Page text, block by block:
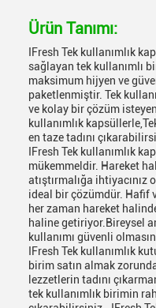
Ürün Tanımı:
IFresh Tek kullanımlık
sağlayan tek kullanımlı
maksimum hijyen ve
paketlenmiştir. Tek
ve kolay bir çözüm
kullanımlık
en taze tadını
IFresh Tek kullanımlık
mükemmeldir. Hareket
atıştırmalığa ihtiyacınız
ideal bir çözümdür. Hafif
her zaman hareket
haline getiriyor.Bireysel
kullanımı güvenli
IFresh Tek kullanımlık
birim satın almak
lezzetlerin tadını
tek kullanımlık birimin